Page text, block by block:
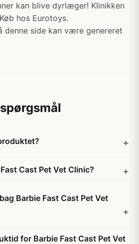
kan blive dyrlæger! Klinikken
hos Eurotoys.
denne side kan være genereret
Cast Pet Vet Clinic?
Barbie Fast Cast Pet Vet
for Barbie Fast Cast Pet Vet